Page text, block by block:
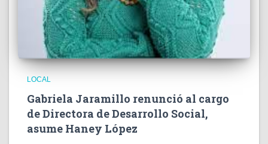
LOCAL
Gabriela Jaramillo renunció al cargo
de Directora de Desarrollo Social,
asume Haney López